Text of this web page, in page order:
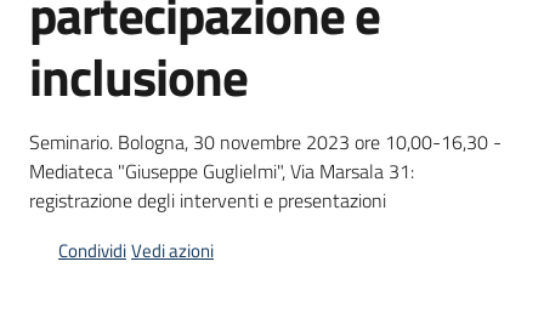
Piani
Programmi
Progetti
Mediateca
Giuseppe
inclusione
Seminario. Bologna, 30 novembre 2023 ore 10,00-16,30 -
Mediateca "Giuseppe Guglielmi", Via Marsala 31:
registrazione degli interventi e presentazioni
CondividiVedi azioni